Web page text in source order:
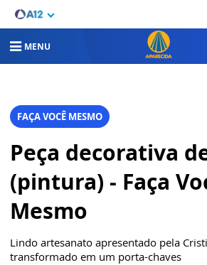
MENU
FAÇA VOCÊ MESMO
Peça decorativa
(pintura) - Faça
Mesmo
Lindo artesanato apresentado pela
transformado em um porta-chaves